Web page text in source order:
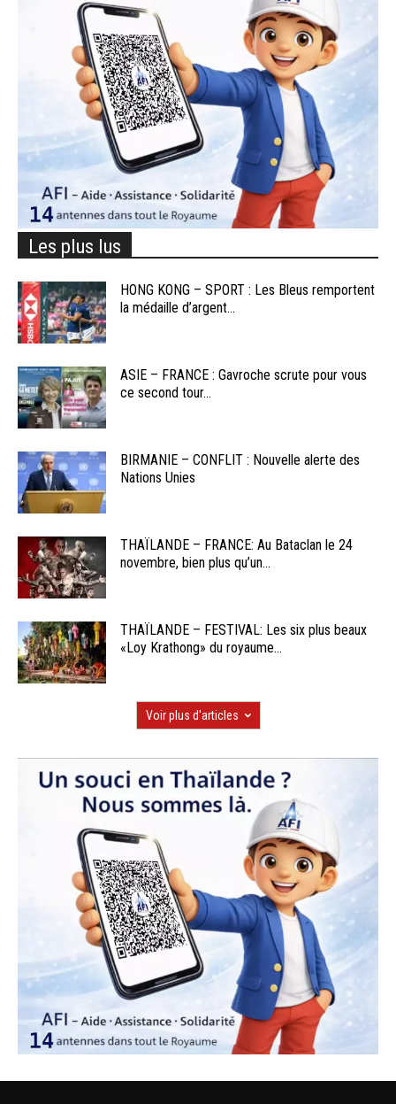
Les plus lus
HONG KONG – SPORT : Les Bleus remportent
la médaille d’argent...
ASIE – FRANCE : Gavroche scrute pour vous
ce second tour...
BIRMANIE – CONFLIT : Nouvelle alerte des
Nations Unies
THAÏLANDE – FRANCE: Au Bataclan le 24
novembre, bien plus qu’un...
THAÏLANDE – FESTIVAL: Les six plus beaux
«Loy Krathong» du royaume...
Voir plus d'articles